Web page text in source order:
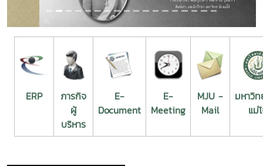
ERP
ภารกิจ
ผู้
บริหาร
E-
Document
E-
Meeting
MJU -
Mail
มหาวิ
แม่